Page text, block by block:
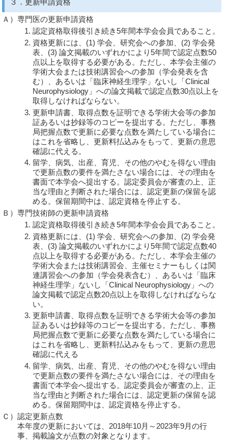
３．更新申請資格
Ａ）専門医の更新申請資格
認定資格取得後引き続き5年間本学会会員であること。
資格更新には、(1) 学会、研究会への参加、(2) 学会発
表、(3) 論文掲載のいずれかにより5年間で認定点数50
点以上を取得する必要がある。ただし、本学会主催の
学術大会または技術講習会への参加（学会発表を含
む）、あるいは「臨床神経生理学」ないし「Clinical
Neurophysiology」への論文掲載で認定点数30点以上を
取得しなければならない。
更新申請書、取得点数を証明できる学術大会等の参加
証あるいは抄録等のコピーを提出する。ただし、事務
局把握点数で更新に必要な点数を満たしている場合に
はこれを省略し、更新料払込みをもって、更新の意思
確認に代える。
留学、病気、出産、育児、その他のやむを得ない理由
で更新点数の要件を満たさない場合には、その理由を
書面で本学会へ提出する。認定委員会が審査の上、正
当な理由と判断された場合には、認定更新の保留を認
める。保留期間中は、認定資格を停止する。
Ｂ）専門技術師の更新申請資格
認定資格取得後引き続き5年間本学会会員であること。
資格更新には、(1) 学会、研究会への参加、(2) 学会発
表、(3) 論文掲載のいずれかにより5年間で認定点数40
点以上を取得する必要がある。ただし、本学会主催の
学術大会または技術講習会、主催セミナーもしくは関
連講習会への参加（学会発表含む）、あるいは「臨床
神経生理学」ないし「Clinical Neurophysiology」への
論文掲載で認定点数20点以上を取得しなければならな
い。
更新申請書、取得点数を証明できる学術大会等の参加
証あるいは抄録等のコピーを提出する。ただし、事務
局把握点数で更新に必要な点数を満たしている場合に
はこれを省略し、更新料払込みをもって、更新の意思
確認に代える
留学、病気、出産、育児、その他のやむを得ない理由
で更新点数の要件を満たさない場合には、その理由を
書面で本学会へ提出する。認定委員会が審査の上、正
当な理由と判断された場合には、認定更新の保留を認
める。保留期間中は、認定資格を停止する。
Ｃ）認定更新点数
本年度の更新においては、2018年10月～2023年9月の行
事、掲載論文が点数の対象となります。